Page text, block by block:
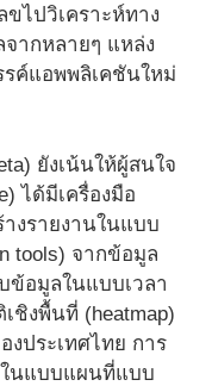
ไปวิเคราะห์ทาง
ากหลายๆ แหล่ง
รค์แอพพลิเคชันใหม่
ยังเน้นให้ผู้สนใจ
ได้มีเครื่องมือ
งรายงานในแบบ
tools) จากข้อมูล
ข้อมูลในแบบเวลา
ชิงพื้นที่ (heatmap)
งประเทศไทย การ
ในแบบแผนที่แบบ